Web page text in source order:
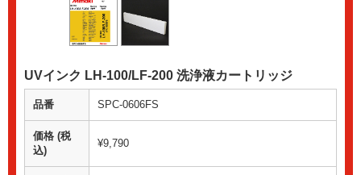
UVインク LH-100/LF-200 洗浄液カートリッジ
品番 SPC-0606FS
価格 (税
込)
¥9,790